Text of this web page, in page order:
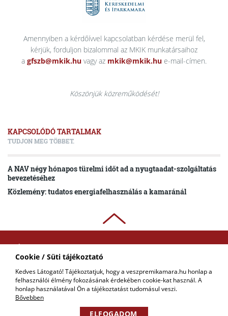
Cookie / Süti tájékoztató
Kedves Látogató! Tájékoztatjuk, hogy a veszpremikamara.hu honlap a
felhasználói élmény fokozásának érdekében cookie-kat használ. A
honlap használatával Ön a tájékoztatást tudomásul veszi.
Bővebben
ELFOGADOM
Amennyiben a kérdőívvel kapcsolatban kérdése merül fel,
kérjük, forduljon bizalommal az MKIK munkatársaihoz
a gfszb@mkik.hu vagy az mkik@mkik.hu e-mail-címen.
Köszönjük közreműködését!
KAPCSOLÓDÓ TARTALMAK
TUDJON MEG TÖBBET.
A NAV négy hónapos türelmi időt ad a nyugtaadat-szolgáltatás
bevezetéséhez
Közlemény: tudatos energiafelhasználás a kamaránál
COPYRIGHT © 2018 - 2026 VKIK. |
ALL RIGHTS RESERVED! DESIGNED &
POWERED BY
KAPCSOLAT